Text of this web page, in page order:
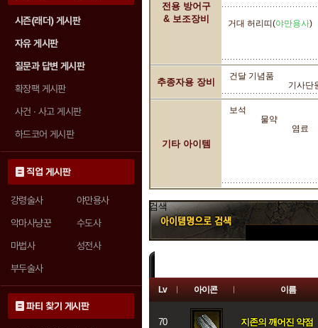
시즌(래더) 게시판
자유 게시판
질문과 답변 게시판
확장팩 게시판
사건 · 사고 게시판
하드코어 게시판
직업 게시판
강령술사
야만용사
악마사냥꾼
수도사
마법사
성전사
부두술사
파티 찾기 게시판
전용 방어구
& 보조장비
거대 허리띠(야만용사)
추종자용 장비
건달 기념품
기사단
기타 아이템
보석
물약
염료
검색
등급 필터 : 전체 희귀
Lv 아이콘 이름
70 지존의 깨어진 약점